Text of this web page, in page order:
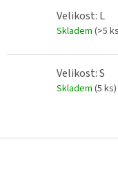
Velikost: L
Skladem (>5
Velikost: S
Skladem (5 ks)